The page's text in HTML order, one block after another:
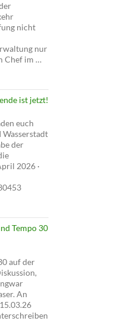
nicht
nur
Chef im …
30
abgelehnt
die
ist jetzt!
euch
Wasserstadt
der
2026 ·
Tempo 30
auf der
An